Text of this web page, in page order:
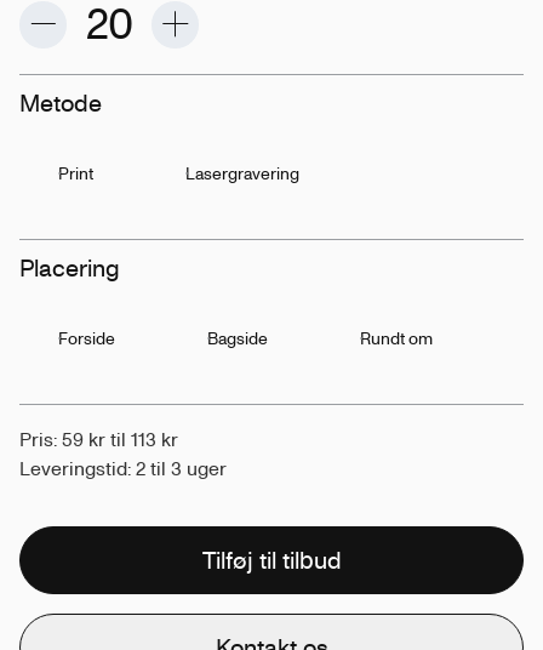
Metode
Print Lasergravering
Placering
Forside Bagside Rundt om
Pris: 59 kr til 113 kr
Leveringstid: 2 til 3 uger
Tilføj til tilbud